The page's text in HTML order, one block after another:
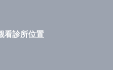
看診所位置